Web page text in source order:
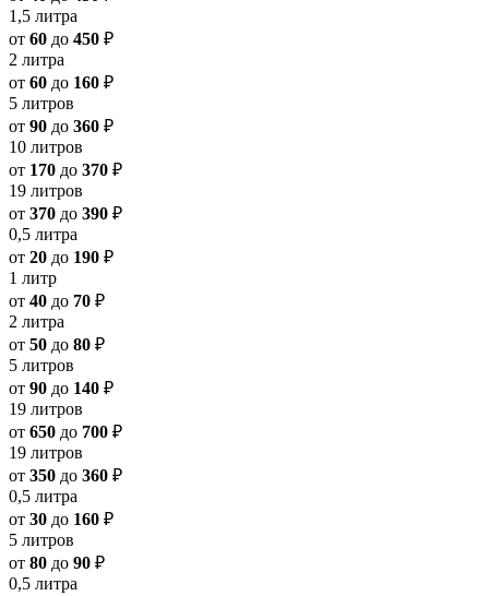
1,5 литра
от 60 до 450 ₽
2 литра
от 60 до 160 ₽
5 литров
от 90 до 360 ₽
10 литров
от 170 до 370 ₽
19 литров
от 370 до 390 ₽
0,5 литра
от 20 до 190 ₽
1 литр
от 40 до 70 ₽
2 литра
от 50 до 80 ₽
5 литров
от 90 до 140 ₽
19 литров
от 650 до 700 ₽
19 литров
от 350 до 360 ₽
0,5 литра
от 30 до 160 ₽
5 литров
от 80 до 90 ₽
0,5 литра